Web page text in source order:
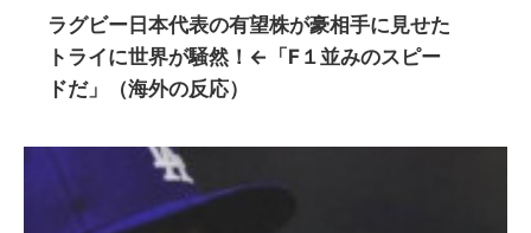
ラグビー日本代表の有望株が豪相手に見せた
トライに世界が騒然！←「F１並みのスピー
ドだ」（海外の反応）